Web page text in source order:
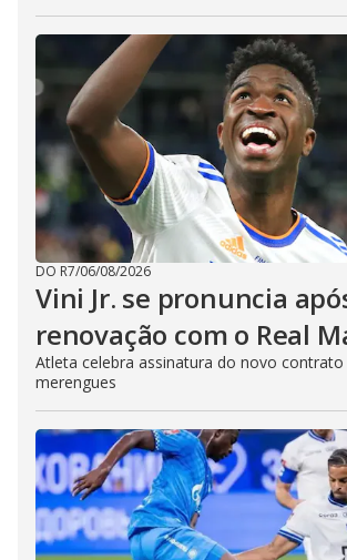
DO R7/06/08/2026
Vini Jr. se pronuncia
renovação com o Real
Atleta celebra assinatura do novo
merengues